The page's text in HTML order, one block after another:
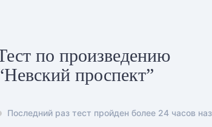
по произведению
проспект”
Последний раз тест пройден более 24 часов